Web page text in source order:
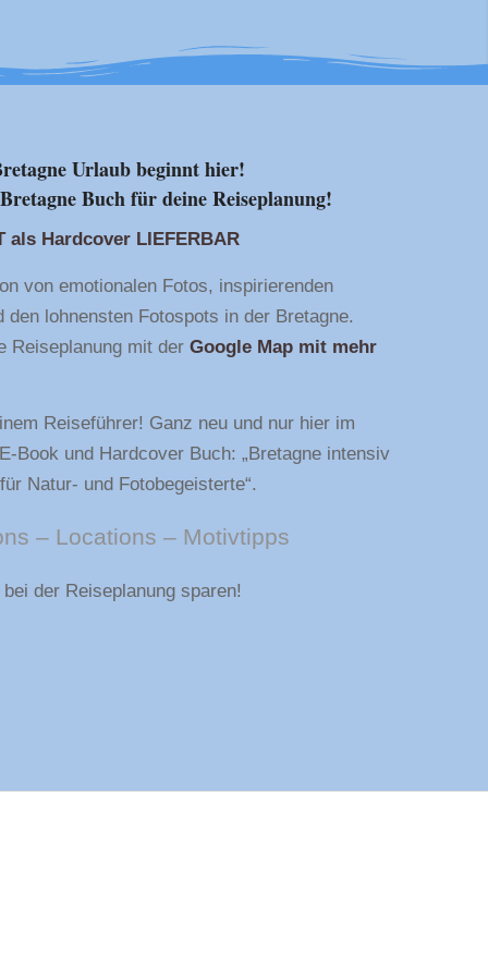
Urlaub beginnt hier!
Buch für deine Reiseplanung!
als Hardcover LIEFERBAR
von emotionalen Fotos, inspirierenden
den lohnensten Fotospots in der Bretagne.
Reiseplanung mit derGoogle Map mit mehr
Reiseführer! Ganz neu und nur hier im
Book und Hardcover Buch: „Bretagne intensiv
Natur- und Fotobegeisterte“.
– Locations – Motivtipps
der Reiseplanung sparen!